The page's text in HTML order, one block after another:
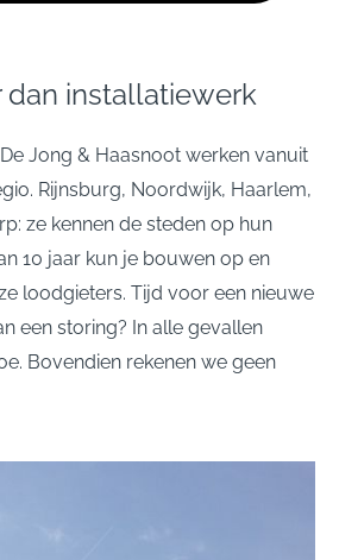
dan installatiewerk
Jong & Haasnoot werken vanuit
Rijnsburg, Noordwijk, Haarlem,
ze kennen de steden op hun
10 jaar kun je bouwen op en
loodgieters. Tijd voor een nieuwe
een storing? In alle gevallen
Bovendien rekenen we geen